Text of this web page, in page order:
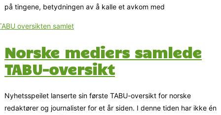
på tingene, betydningen av å kalle et avkom med
Norske mediers samlede
TABU-oversikt
Nyhetsspeilet lanserte sin første TABU-oversikt for norske
redaktører og journalister for et år siden. I denne tiden har ikke én